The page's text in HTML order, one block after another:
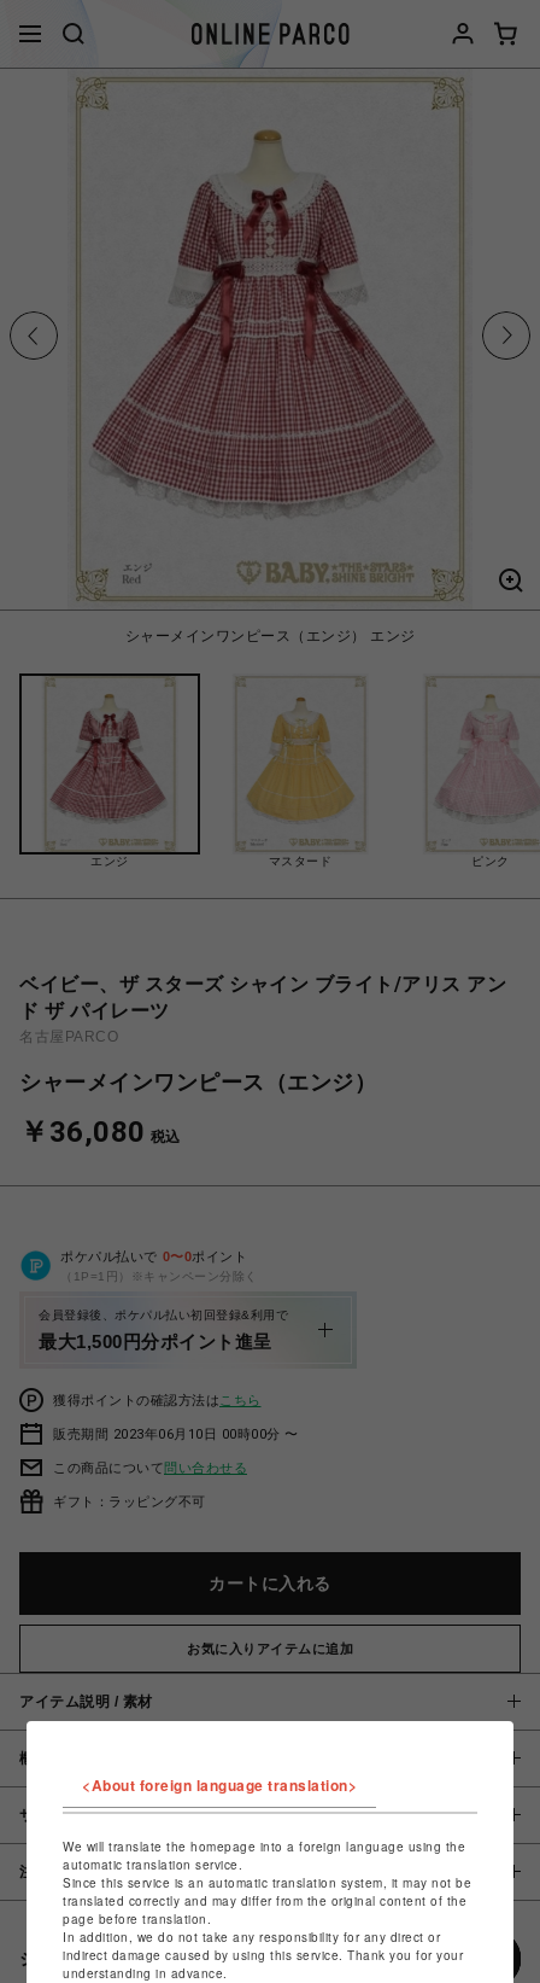
シャーメインワンピース（エンジ） エンジ
エンジ マスタード ピンク
ベイビー、ザ スターズ シャイン ブライト/アリス アン
ド ザ パイレーツ
名古屋PARCO
シャーメインワンピース（エンジ）
￥36,080 税込
ポケパル払いで 0〜0ポイント
（1P=1円）※キャンペーン分除く
会員登録後、ポケパル払い初回登録&利用で
最大1,500円分ポイント進呈
獲得ポイントの確認方法は こちら
販売期間 2023年06月10日 00時00分 〜
この商品について問い合わせる
ギフト：ラッピング不可
カートに入れる
お気に入りアイテムに追加
アイテム説明 / 素材
概要
サイズ
注意事項
シェアする
<About foreign language translation>
We will translate the homepage into a foreign language using the
automatic translation service.
Since this service is an automatic translation system, it may not be
translated correctly and may differ from the original content of the
page before translation.
In addition, we do not take any responsibility for any direct or
indirect damage caused by using this service. Thank you for your
understanding in advance.